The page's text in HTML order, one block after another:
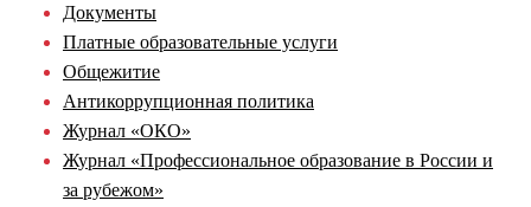
Документы
Платные образовательные услуги
Общежитие
Антикоррупционная политика
Журнал «ОКО»
Журнал «Профессиональное образование в России и
за рубежом»